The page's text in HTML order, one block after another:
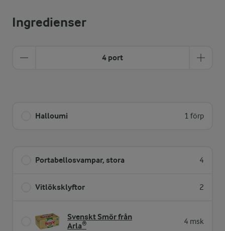
Ingredienser
4 port
Halloumi 1 förp
Portabellosvampar, stora 4
Vitlöksklyftor 2
Svenskt Smör från
Arla®
4 msk